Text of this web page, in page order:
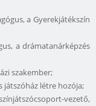
a Gyerekjátékszín
a drámatanárképzés
szakember;
játszóház létre hozója;
vezető,